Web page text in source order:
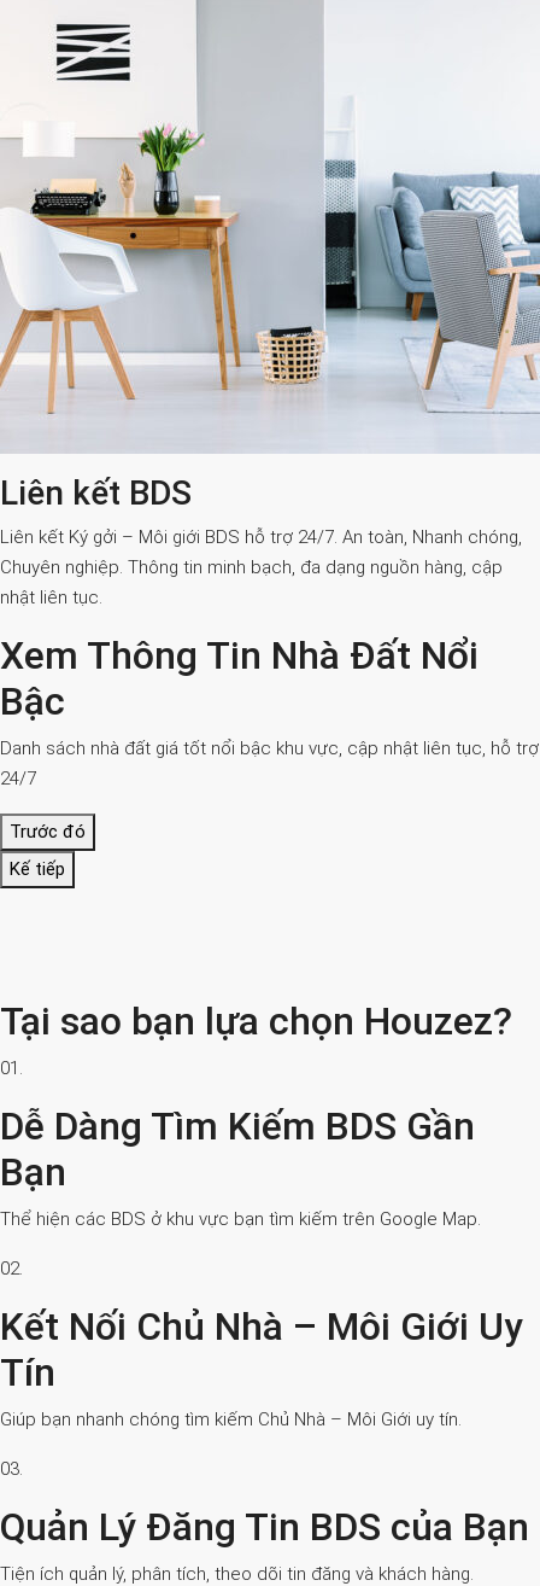
Liên kết BDS
Liên kết Ký gởi – Môi giới BDS hỗ trợ 24/7. An toàn, Nhanh chóng,
Chuyên nghiệp. Thông tin minh bạch, đa dạng nguồn hàng, cập
nhật liên tục.
Xem Thông Tin Nhà Đất Nổi
Bậc
Danh sách nhà đất giá tốt nổi bậc khu vực, cập nhật liên tục, hỗ trợ
24/7
Trước đó
Kế tiếp
Tại sao bạn lựa chọn Houzez?
01.
Dễ Dàng Tìm Kiếm BDS Gần
Bạn
Thể hiện các BDS ở khu vực bạn tìm kiếm trên Google Map.
02.
Kết Nối Chủ Nhà – Môi Giới Uy
Tín
Giúp bạn nhanh chóng tìm kiếm Chủ Nhà – Môi Giới uy tín.
03.
Quản Lý Đăng Tin BDS của Bạn
Tiện ích quản lý, phân tích, theo dõi tin đăng và khách hàng.